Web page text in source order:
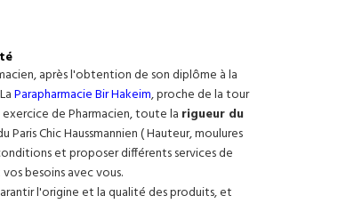
après l'obtention de son diplôme à la
Parapharmacie Bir Hakeim, proche de la tour
de Pharmacien, toute la rigueur du
Chic Haussmannien ( Hauteur, moulures
et proposer différents services de
besoins avec vous.
l'origine et la qualité des produits, et